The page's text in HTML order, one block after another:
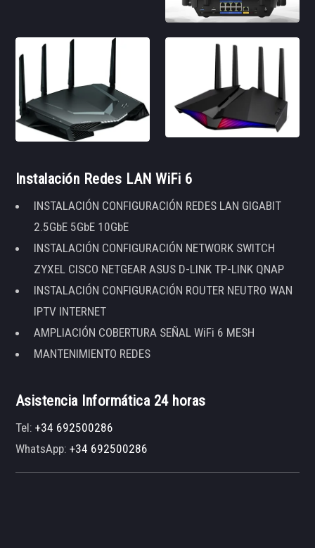
Instalación Redes LAN WiFi 6
INSTALACIÓN CONFIGURACIÓN REDES LAN GIGABIT
2.5GbE 5GbE 10GbE
INSTALACIÓN CONFIGURACIÓN NETWORK SWITCH
ZYXEL CISCO NETGEAR ASUS D-LINK TP-LINK QNAP
INSTALACIÓN CONFIGURACIÓN ROUTER NEUTRO WAN
IPTV INTERNET
AMPLIACIÓN COBERTURA SEÑAL WiFi 6 MESH
MANTENIMIENTO REDES
Asistencia Informática 24 horas
Tel:+34 692500286
WhatsApp:+34 692500286